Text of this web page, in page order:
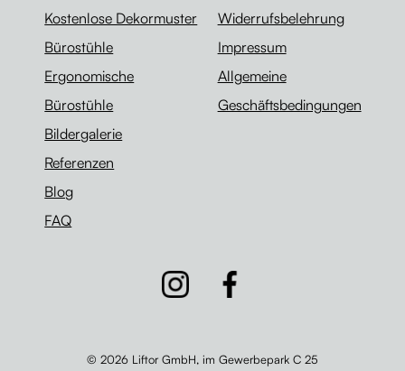
Kostenlose Dekormuster
Bürostühle
Ergonomische
Bürostühle
Bildergalerie
Referenzen
Blog
FAQ
Widerrufsbelehrung
Impressum
Allgemeine
Geschäftsbedingungen
© 2026 Liftor GmbH, im Gewerbepark C 25